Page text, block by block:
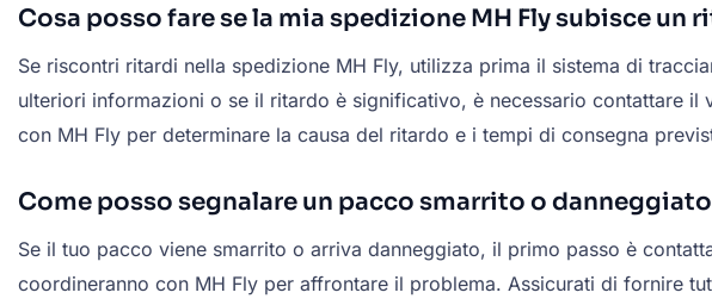
Cosa posso fare se la mia spedizione MH Fly subisce un
Se riscontri ritardi nella spedizione MH Fly, utilizza prima il sistema di
ulteriori informazioni o se il ritardo è significativo, è necessario contattare
con MH Fly per determinare la causa del ritardo e i tempi di consegna
Come posso segnalare un pacco smarrito o danneggiato
Se il tuo pacco viene smarrito o arriva danneggiato, il primo passo è
coordineranno con MH Fly per affrontare il problema. Assicurati di fornire